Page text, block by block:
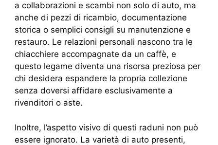
a collaborazioni e scambi non solo di auto, ma
anche di pezzi di ricambio, documentazione
storica o semplici consigli su manutenzione e
restauro. Le relazioni personali nascono tra le
chiacchiere accompagnate da un caffè, e
questo legame diventa una risorsa preziosa per
chi desidera espandere la propria collezione
senza doversi affidare esclusivamente a
rivenditori o aste.
Inoltre, l’aspetto visivo di questi raduni non può
essere ignorato. La varietà di auto presenti,